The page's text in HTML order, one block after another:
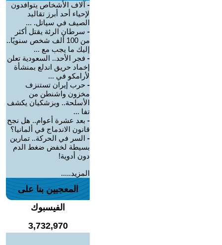
- آلاف الأشخاص يتوافدون
لإحياء أحد أبرز تقاليد
الصيف في سياتل. ...
- سرطان الرئة يقتل أكثر
من 100 ألف شخص سنويًا..
إليك ما يجب مع ...
- فجر الأحد.. السعودية تعلن
إخماد حريق اندلع بمنشأة
لأرامكو في ...
- حرب إيران تستنزف
مخزون واشنطن من
الأسلحة.. وبزشكيان يكشف
تفا ...
- بعد عشرة أعوام.. هل نجح
قانون الاندماج في ألمانيا؟
- السر في الحركة.. تمارين
بسيطة لخفض ضغط الدم
دون أدوية!
المزيد.....
المعجبين بنا على
الفيسبوك
3,732,970